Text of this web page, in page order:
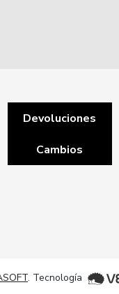
Devoluciones
Cambios
. Tecnología